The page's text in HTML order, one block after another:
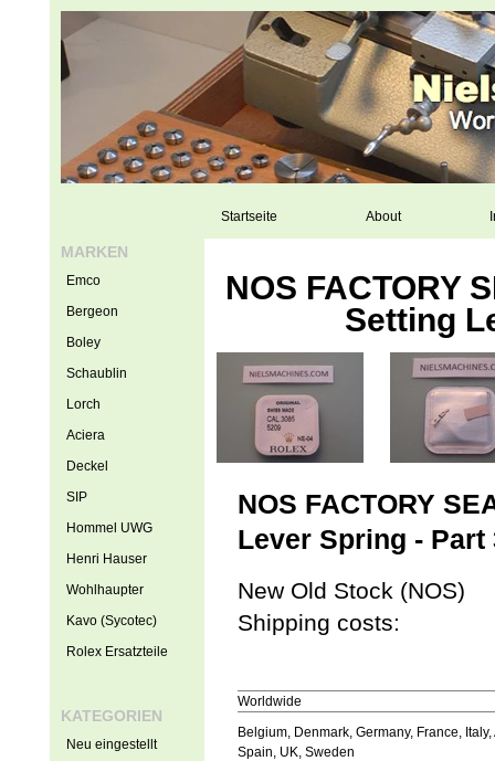
Startseite About
NOS FACTORY
Setting
NOS FACTORY
Lever Spring - Part
New Old Stock (NOS)
Shipping costs:
Worldwide
Belgium, Denmark, Germany, France, Italy,
Spain, UK, Sweden
MARKEN
Emco
Bergeon
Boley
Schaublin
Lorch
Aciera
Deckel
SIP
Hommel UWG
Henri Hauser
Wohlhaupter
Kavo (Sycotec)
Rolex Ersatzteile
KATEGORIEN
Neu eingestellt